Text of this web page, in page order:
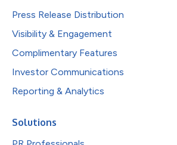
Press Release Distribution
Visibility & Engagement
Complimentary Features
Investor Communications
Reporting & Analytics
Solutions